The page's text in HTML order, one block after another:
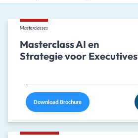
Masterclasses
Masterclass AI en
Strategie voor Executives
Download Brochure